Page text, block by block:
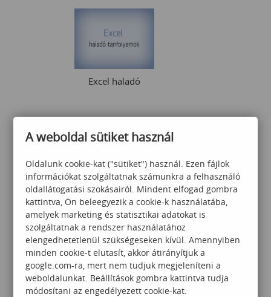
Excel haladó
80 000Ft
Komplex adatvizualizációs -
prezentációs tréning
A weboldal sütiket használ
Oldalunk cookie-kat ("sütiket") használ. Ezen fájlok
információkat szolgáltatnak számunkra a felhasználó
oldallátogatási szokásairól. Mindent elfogad gombra
kattintva, Ön beleegyezik a cookie-k használatába,
amelyek marketing és statisztikai adatokat is
szolgáltatnak a rendszer használatához
elengedhetetlenül szükségeseken kívül. Amennyiben
minden cookie-t elutasít, akkor átirányítjuk a
google.com-ra, mert nem tudjuk megjeleníteni a
weboldalunkat. Beállítások gombra kattintva tudja
módosítani az engedélyezett cookie-kat.